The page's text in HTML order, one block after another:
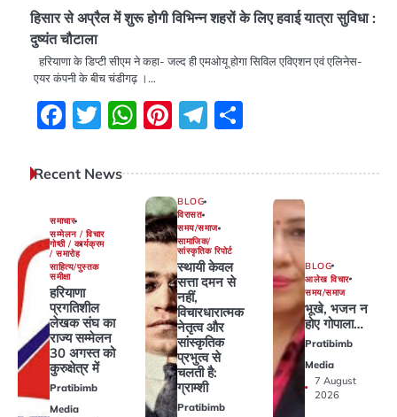
हिसार से अप्रैल में शुरू होगी विभिन्न शहरों के लिए हवाई यात्रा सुविधा :
दुष्यंत चौटाला
हरियाणा के डिप्टी सीएम ने कहा- जल्द ही एमओयू होगा सिविल एविएशन एवं एलिनेस-
एयर कंपनी के बीच चंडीगढ़ ।…
Facebook
Twitter
WhatsApp
Pinterest
Telegram
Recent News
समाचार
सम्मेलन / विचार
गोष्ठी / कार्यक्रम
/ समारोह
साहित्य/पुस्तक
समीक्षा
हरियाणा
प्रगतिशील
लेखक संघ का
राज्य सम्मेलन
30 अगस्त को
कुरुक्षेत्र में
Pratibimb
Media
BLOG
विरासत
समय/समाज
सामाजिक/
सांस्कृतिक रिपोर्ट
स्थायी केवल
सत्ता दमन से
नहीं,
विचारधारात्मक
नेतृत्व और
सांस्कृतिक
प्रभुत्व से
चलती है:
ग्राम्शी
Pratibimb
BLOG
आलेख विचार
समय/समाज
भूखे, भजन न
होए गोपाला…
Pratibimb
Media
7 August
2026